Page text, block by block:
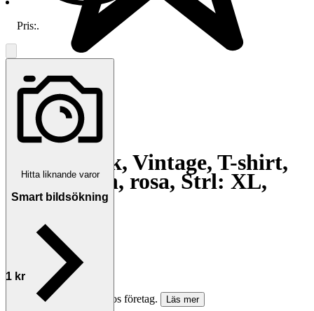
5.0
Creem, Fisk, Vintage, T-shirt,
single stitch, rosa, Strl: XL,
Bomull
Avslutad 17 maj 17:54
1 kr
Köparskydd är valfritt hos företag.
Läs mer
Pris:.
Hitta liknande varor
Smart bildsökning